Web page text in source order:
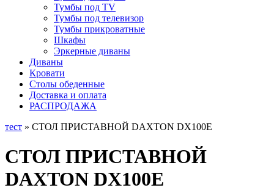
Тумбы под TV
Тумбы под телевизор
Тумбы прикроватные
Шкафы
Эркерные диваны
Диваны
Кровати
Столы обеденные
Доставка и оплата
РАСПРОДАЖА
тест » СТОЛ ПРИСТАВНОЙ DAXTON DX100E
СТОЛ ПРИСТАВНОЙ
DAXTON DX100E